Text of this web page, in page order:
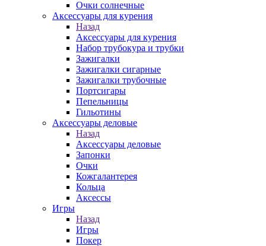
Очки солнечные
Аксессуары для курения
Назад
Аксессуары для курения
Набор трубокура и трубки
Зажигалки
Зажигалки сигарные
Зажигалки трубочные
Портсигары
Пепельницы
Гильотины
Аксессуары деловые
Назад
Аксессуары деловые
Запонки
Очки
Кожгалантерея
Кольца
Аксессы
Игры
Назад
Игры
Покер